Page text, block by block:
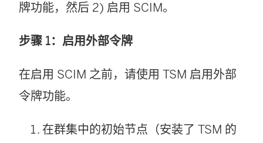
牌功能，然后 2) 启用 SCIM。
步骤 1：启用外部令牌
在启用 SCIM 之前，请使用 TSM 启用外部
令牌功能。
在群集中的初始节点（安装了 TSM 的